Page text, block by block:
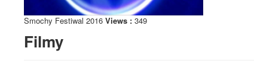
Smochy Festiwal 2016 Views : 349
Filmy